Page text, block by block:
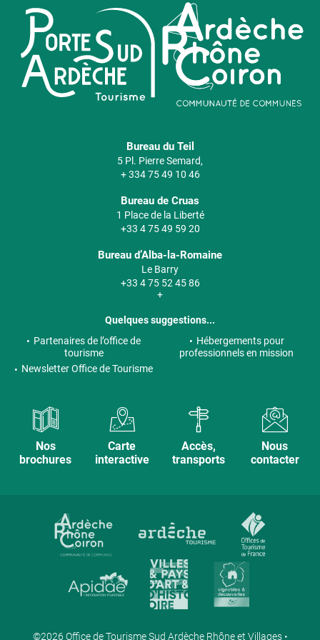
Bureau du Teil
5 Pl. Pierre Semard,
+ 334 75 49 10 46
Bureau de Cruas
1 Place de la Liberté
+33 4 75 49 59 20
Bureau d’Alba-la-Romaine
Le Barry
+33 4 75 52 45 86
+
Quelques suggestions...
Partenaires de l’office de
tourisme
Hébergements pour
professionnels en mission
Newsletter Office de Tourisme
Nos
brochures
Carte
interactive
Accès,
transports
Nous
contacter
©2026 Office de Tourisme Sud Ardèche Rhône et Villages •